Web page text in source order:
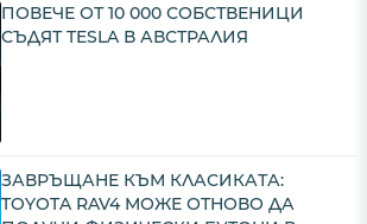
ПОВЕЧЕ ОТ 10 000 СОБСТВЕНИЦИ
СЪДЯТ TESLA В АВСТРАЛИЯ
ЗАВРЪЩАНЕ КЪМ КЛАСИКАТА:
TOYOTA RAV4 МОЖЕ ОТНОВО ДА